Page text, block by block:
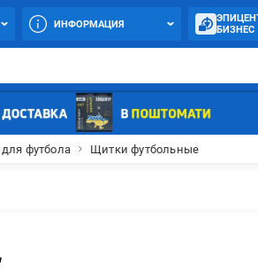
ИНФОРМАЦИЯ
БИЗНЕС
футбола Щитки футбольные